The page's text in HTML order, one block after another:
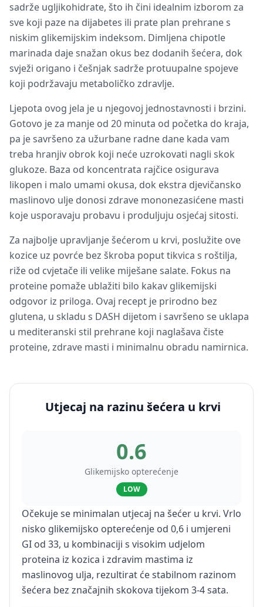
sadrže ugljikohidrate, što ih čini idealnim izborom za
sve koji paze na dijabetes ili prate plan prehrane s
niskim glikemijskim indeksom. Dimljena chipotle
marinada daje snažan okus bez dodanih šećera, dok
svježi origano i češnjak sadrže protuupalne spojeve
koji podržavaju metaboličko zdravlje.
Ljepota ovog jela je u njegovoj jednostavnosti i brzini.
Gotovo je za manje od 20 minuta od početka do kraja,
pa je savršeno za užurbane radne dane kada vam
treba hranjiv obrok koji neće uzrokovati nagli skok
glukoze. Baza od koncentrata rajčice osigurava
likopen i malo umami okusa, dok ekstra djevičansko
maslinovo ulje donosi zdrave mononezasićene masti
koje usporavaju probavu i produljuju osjećaj sitosti.
Za najbolje upravljanje šećerom u krvi, poslužite ove
kozice uz povrće bez škroba poput tikvica s roštilja,
riže od cvjetače ili velike miješane salate. Fokus na
proteine pomaže ublažiti bilo kakav glikemijski
odgovor iz priloga. Ovaj recept je prirodno bez
glutena, u skladu s DASH dijetom i savršeno se uklapa
u mediteranski stil prehrane koji naglašava čiste
proteine, zdrave masti i minimalnu obradu namirnica.
Utjecaj na razinu šećera u krvi
0.6
Glikemijsko opterećenje
LOW
Očekuje se minimalan utjecaj na šećer u krvi. Vrlo
nisko glikemijsko opterećenje od 0,6 i umjereni
GI od 33, u kombinaciji s visokim udjelom
proteina iz kozica i zdravim mastima iz
maslinovog ulja, rezultirat će stabilnom razinom
šećera bez značajnih skokova tijekom 3-4 sata.